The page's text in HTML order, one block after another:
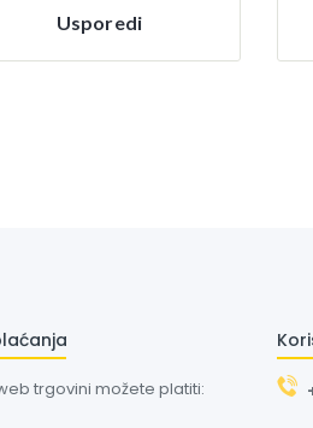
Usporedi
trgovini možete platiti: